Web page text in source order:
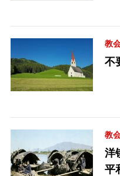
教
不
教
洋
平